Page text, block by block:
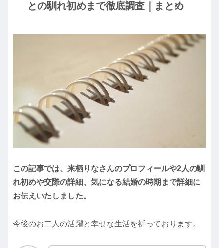
との馴れ初めまで徹底調査｜まとめ
この記事では、来栖りなさんのプロフィールや2人の馴
れ初めや交際の詳細、気になる結婚の時期まで詳細に
お伝えいたしました。
今後のお二人の活躍と幸せな生活を祈っております。